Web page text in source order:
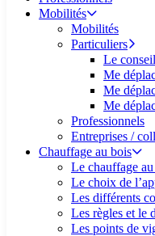
Mobilités
Mobilités
Particuliers
Le
Me
Me
Me
Professionnels
Entreprises /
Chauffage au bois
Le chauffage
Le choix de
Les différents
Les règles et le
Les points de